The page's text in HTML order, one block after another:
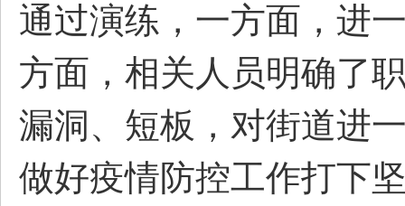
通过演练，一方面，进
方面，相关人员明确了
漏洞、短板，对街道进
做好疫情防控工作打下